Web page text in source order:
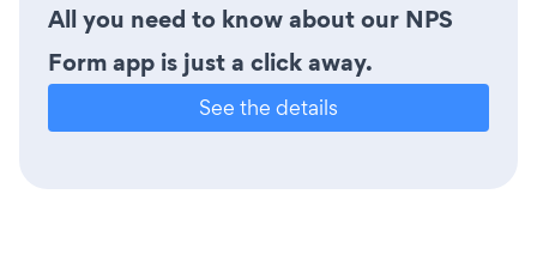
All you need to know about our NPS
Form app is just a click away.
See the details